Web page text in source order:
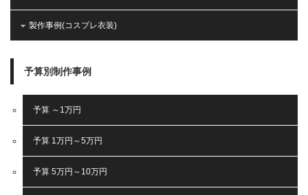
製作事例(コスプレ衣装)
予算別制作事例
予算 ～1万円
予算 1万円～5万円
予算 5万円～10万円